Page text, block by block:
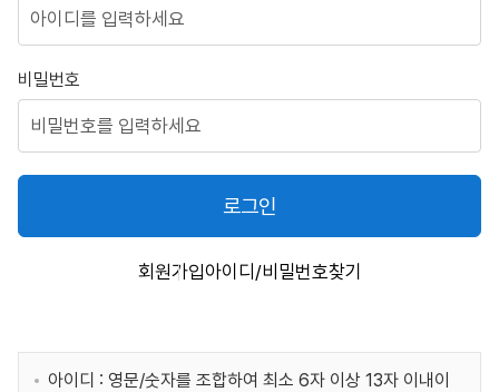
센
비밀번호
로그인
회원가입아이디/비밀번호찾기
아이디 : 영문/숫자를 조합하여 최소 6자 이상 13자 이내이